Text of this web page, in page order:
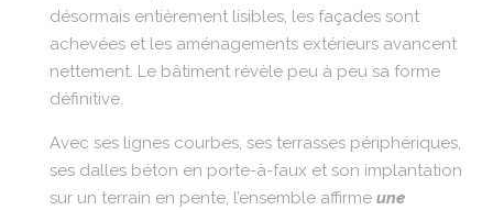
désormais entièrement lisibles, les façades sont
achevées et les aménagements extérieurs avancent
nettement. Le bâtiment révèle peu à peu sa forme
définitive.
Avec ses lignes courbes, ses terrasses périphériques,
ses dalles béton en porte-à-faux et son implantation
sur un terrain en pente, l’ensemble affirme une